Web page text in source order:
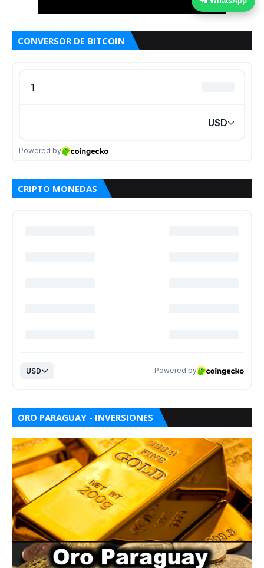
CONVERSOR DE BITCOIN
CRIPTO MONEDAS
ORO PARAGUAY - INVERSIONES